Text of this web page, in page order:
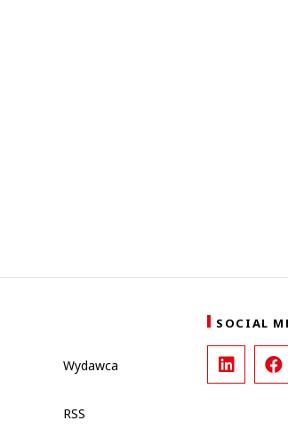
Wydawca
RSS
SOCIAL